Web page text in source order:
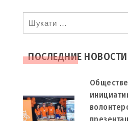
Ви
шукали
ПОСЛЕДНИЕ НОВОСТИ